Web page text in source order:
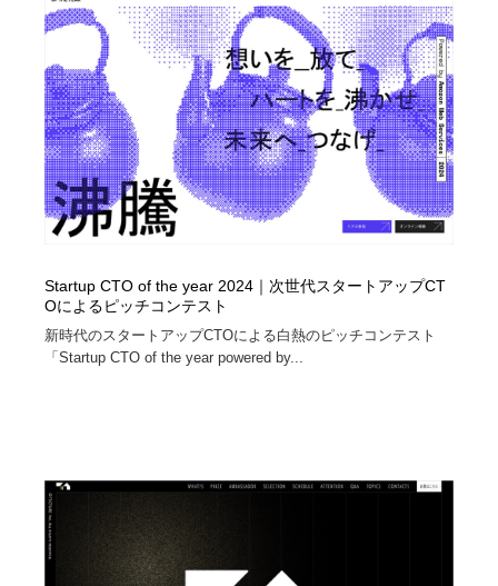
Startup CTO of the year 2024｜次世代スタートアップCT
Oによるピッチコンテスト
新時代のスタートアップCTOによる白熱のピッチコンテスト
「Startup CTO of the year powered by...